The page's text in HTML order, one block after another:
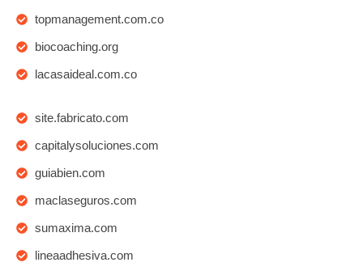
topmanagement.com.co
biocoaching.org
lacasaideal.com.co
site.fabricato.com
capitalysoluciones.com
guiabien.com
maclaseguros.com
sumaxima.com
lineaadhesiva.com